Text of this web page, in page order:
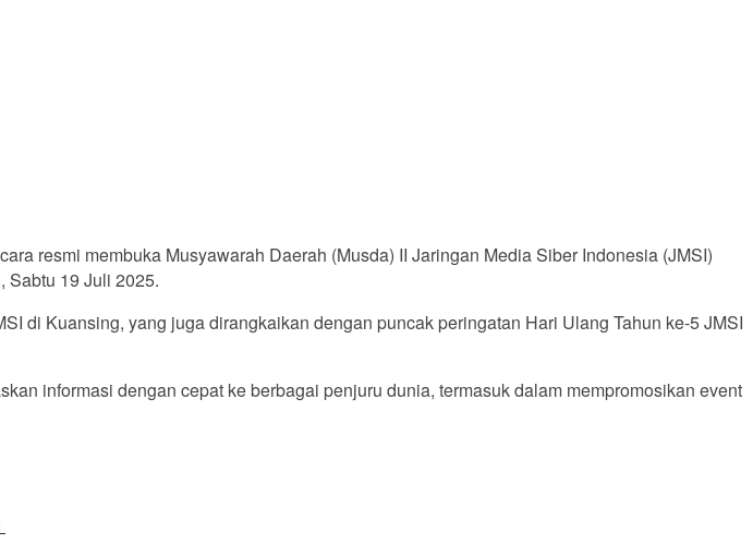
resmi membuka Musyawarah Daerah (Musda) II Jaringan Media Siber Indonesia (JMSI)
Sabtu 19 Juli 2025.
di Kuansing, yang juga dirangkaikan dengan puncak peringatan Hari Ulang Tahun ke-5 JMSI
informasi dengan cepat ke berbagai penjuru dunia, termasuk dalam mempromosikan event